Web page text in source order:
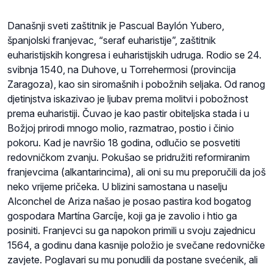
Današnji sveti zaštitnik je Pascual Baylón Yubero,
španjolski franjevac, “seraf euharistije”, zaštitnik
euharistijskih kongresa i euharistijskih udruga. Rodio se 24.
svibnja 1540, na Duhove, u Torrehermosi (provincija
Zaragoza), kao sin siromašnih i pobožnih seljaka. Od ranog
djetinjstva iskazivao je ljubav prema molitvi i pobožnost
prema euharistiji. Čuvao je kao pastir obiteljska stada i u
Božjoj prirodi mnogo molio, razmatrao, postio i činio
pokoru. Kad je navršio 18 godina, odlučio se posvetiti
redovničkom zvanju. Pokušao se pridružiti reformiranim
franjevcima (alkantarincima), ali oni su mu preporučili da još
neko vrijeme pričeka. U blizini samostana u naselju
Alconchel de Ariza našao je posao pastira kod bogatog
gospodara Martína Garcíje, koji ga je zavolio i htio ga
posiniti. Franjevci su ga napokon primili u svoju zajednicu
1564, a godinu dana kasnije položio je svečane redovničke
zavjete. Poglavari su mu ponudili da postane svećenik, ali